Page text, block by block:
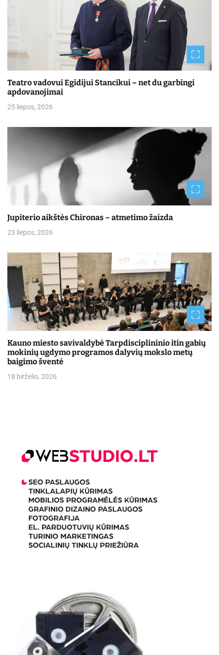
Teatro vadovui Egidijui Stancikui – net du garbingi
apdovanojimai
25 liepos, 2026
Jupiterio aikštės Chironas – atmetimo žaizda
23 liepos, 2026
Kauno miesto savivaldybė Tarpdisciplininio itin gabių
mokinių ugdymo programos dalyvių mokslo metų
baigimo šventė
18 birželio, 2026